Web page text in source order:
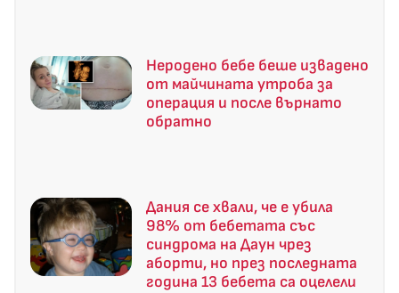
Неродено бебе беше извадено
от майчината утроба за
операция и после върнато
обратно
Дания се хвали, че е убила
98% от бебетата със
синдрома на Даун чрез
аборти, но през последната
година 13 бебета са оцелели